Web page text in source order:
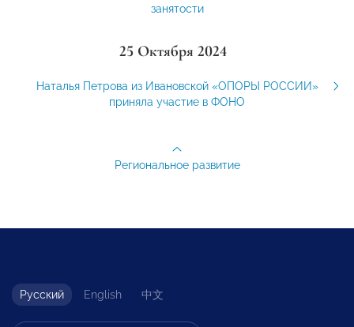
занятости
25 Октября 2024
Наталья Петрова из Ивановской «ОПОРЫ РОССИИ»
приняла участие в ФОНО
Региональное развитие
Русский English 中文